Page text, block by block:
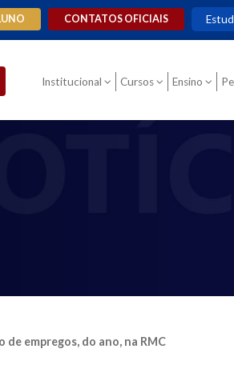
CONTATOS OFICIAIS
Institucional Cursos Ensino
empregos, do ano, na RMC